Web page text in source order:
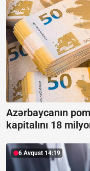
Azərbaycanın
kapitalını 18
6 Avqust 14:19